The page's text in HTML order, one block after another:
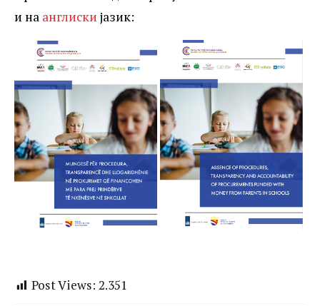
и на англиски јазик:
Post Views: 2.351